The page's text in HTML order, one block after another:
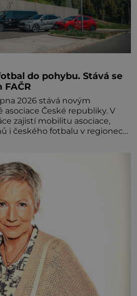
do pohybu. Stává se
2026 stává novým
České republiky. V
zajistí mobilitu asociace,
i českého fotbalu v regionech.